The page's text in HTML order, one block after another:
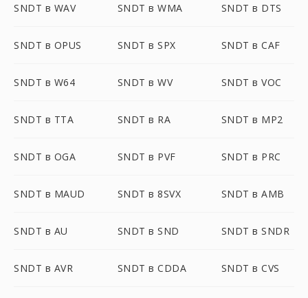
SNDT в WAV SNDT в WMA SNDT в DTS
SNDT в OPUS SNDT в SPX SNDT в CAF
SNDT в W64 SNDT в WV SNDT в VOC
SNDT в TTA SNDT в RA SNDT в MP2
SNDT в OGA SNDT в PVF SNDT в PRC
SNDT в MAUD SNDT в 8SVX SNDT в AMB
SNDT в AU SNDT в SND SNDT в SNDR
SNDT в AVR SNDT в CDDA SNDT в CVS